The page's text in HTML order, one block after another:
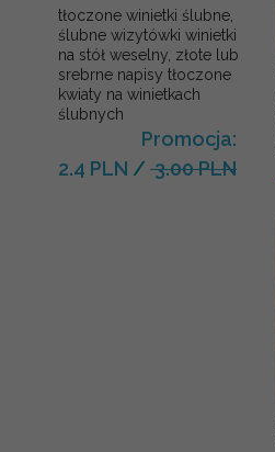
tłoczone winietki ślubne,
ślubne wizytówki winietki
na stół weselny, złote lub
srebrne napisy tłoczone
kwiaty na winietkach
ślubnych
Promocja:
2.4 PLN / 3.00 PLN